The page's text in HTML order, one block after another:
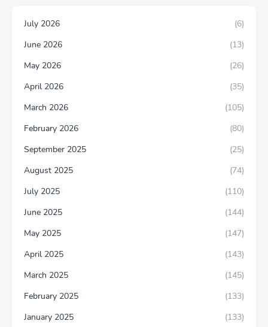
July 2026
(6)
June 2026
(13)
May 2026
(26)
April 2026
(35)
March 2026
(105)
February 2026
(80)
September 2025
(25)
August 2025
(74)
July 2025
(110)
June 2025
(144)
May 2025
(147)
April 2025
(143)
March 2025
(145)
February 2025
(133)
January 2025
(133)